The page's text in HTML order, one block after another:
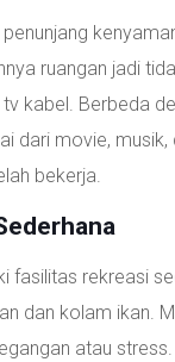
ruangan jadi
kabel. Berbeda
dari movie,
bekerja.
fasilitas rekreasi
dan kolam ikan.
atau